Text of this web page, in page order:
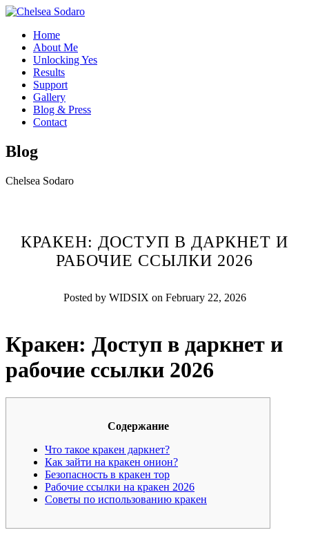
Home
About Me
Unlocking Yes
Results
Support
Gallery
Blog & Press
Contact
Blog
Chelsea Sodaro
КРАКЕН: ДОСТУП В ДАРКНЕТ И
РАБОЧИЕ ССЫЛКИ 2026
Posted by WIDSIX on February 22, 2026
Кракен: Доступ в даркнет и
рабочие ссылки 2026
Содержание
Что такое кракен даркнет?
Как зайти на кракен онион?
Безопасность в кракен тор
Рабочие ссылки на кракен 2026
Советы по использованию кракен